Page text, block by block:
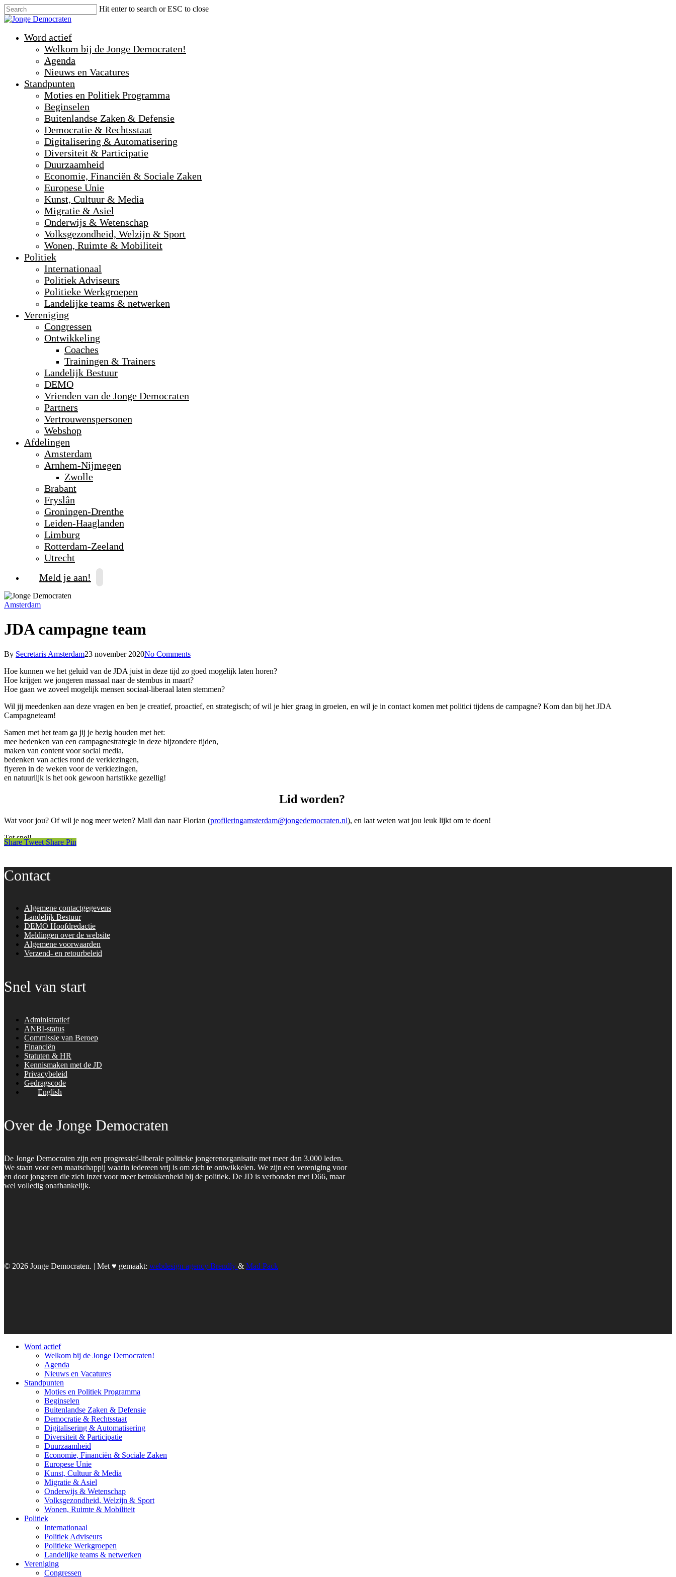
Hit enter to search or ESC to close
Word actief
Welkom bij de Jonge Democraten!
Agenda
Nieuws en Vacatures
Standpunten
Moties en Politiek Programma
Beginselen
Buitenlandse Zaken & Defensie
Democratie & Rechtsstaat
Digitalisering & Automatisering
Diversiteit & Participatie
Duurzaamheid
Economie, Financiën & Sociale Zaken
Europese Unie
Kunst, Cultuur & Media
Migratie & Asiel
Onderwijs & Wetenschap
Volksgezondheid, Welzijn & Sport
Wonen, Ruimte & Mobiliteit
Politiek
Internationaal
Politiek Adviseurs
Politieke Werkgroepen
Landelijke teams & netwerken
Vereniging
Congressen
Ontwikkeling
Coaches
Trainingen & Trainers
Landelijk Bestuur
DEMO
Vrienden van de Jonge Democraten
Partners
Vertrouwenspersonen
Webshop
Afdelingen
Amsterdam
Arnhem-Nijmegen
Zwolle
Brabant
Fryslân
Groningen-Drenthe
Leiden-Haaglanden
Limburg
Rotterdam-Zeeland
Utrecht
Meld je aan!
Amsterdam
JDA campagne team
By Secretaris Amsterdam23 november 2020No Comments
Hoe kunnen we het geluid van de JDA juist in deze tijd zo goed mogelijk laten horen?
Hoe krijgen we jongeren massaal naar de stembus in maart?
Hoe gaan we zoveel mogelijk mensen sociaal-liberaal laten stemmen?
Wil jij meedenken aan deze vragen en ben je creatief, proactief, en strategisch; of wil je hier graag in groeien, en wil je in contact komen met politici tijdens de campagne? Kom dan bij het JDA
Campagneteam!
Samen met het team ga jij je bezig houden met het:
mee bedenken van een campagnestrategie in deze bijzondere tijden,
maken van content voor social media,
bedenken van acties rond de verkiezingen,
flyeren in de weken voor de verkiezingen,
en natuurlijk is het ook gewoon hartstikke gezellig!
Lid worden?
Wat voor jou? Of wil je nog meer weten? Mail dan naar Florian (profileringamsterdam@jongedemocraten.nl), en laat weten wat jou leuk lijkt om te doen!
Tot snel!
Share Tweet Share Pin
Contact
Algemene contactgegevens
Landelijk Bestuur
DEMO Hoofdredactie
Meldingen over de website
Algemene voorwaarden
Verzend- en retourbeleid
Snel van start
Administratief
ANBI-status
Commissie van Beroep
Financiën
Statuten & HR
Kennismaken met de JD
Privacybeleid
Gedragscode
English
Over de Jonge Democraten
De Jonge Democraten zijn een progressief-liberale politieke jongerenorganisatie met meer dan 3.000 leden.
We staan voor een maatschappij waarin iedereen vrij is om zich te ontwikkelen. We zijn een vereniging voor
en door jongeren die zich inzet voor meer betrokkenheid bij de politiek. De JD is verbonden met D66, maar
wel volledig onafhankelijk.
© 2026 Jonge Democraten. | Met ♥︎ gemaakt: webdesign agency Brendly & Mad Pack
Word actief
Welkom bij de Jonge Democraten!
Agenda
Nieuws en Vacatures
Standpunten
Moties en Politiek Programma
Beginselen
Buitenlandse Zaken & Defensie
Democratie & Rechtsstaat
Digitalisering & Automatisering
Diversiteit & Participatie
Duurzaamheid
Economie, Financiën & Sociale Zaken
Europese Unie
Kunst, Cultuur & Media
Migratie & Asiel
Onderwijs & Wetenschap
Volksgezondheid, Welzijn & Sport
Wonen, Ruimte & Mobiliteit
Politiek
Internationaal
Politiek Adviseurs
Politieke Werkgroepen
Landelijke teams & netwerken
Vereniging
Congressen